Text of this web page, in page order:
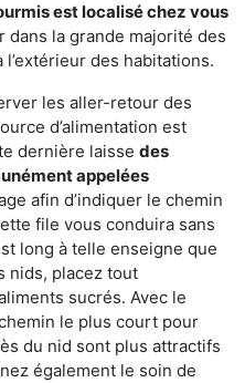
est localisé chez vous
dans la grande majorité des
des habitations.
les aller-retour des
d’alimentation est
dernière laisse des
appelées
afin d’indiquer le chemin
file vous conduira sans
long à telle enseigne que
nids, placez tout
sucrés. Avec le
le plus court pour
du nid sont plus attractifs
également le soin de